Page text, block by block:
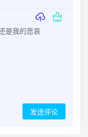
发送评论